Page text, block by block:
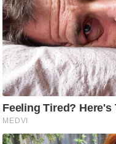
यि
क
मा
तृ
भू
मि
स्तं